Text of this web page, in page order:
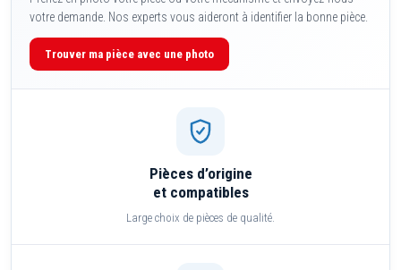
votre demande. Nos experts vous aideront à identifier la bonne pièce.
Trouver ma pièce avec une photo
Pièces d’origine
et compatibles
Large choix de pièces de qualité.